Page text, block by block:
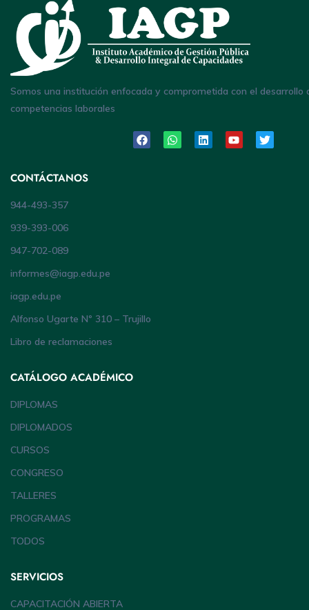
Somos una institución enfocada y comprometida con el desarrollo
competencias laborales
CONTÁCTANOS
944-493-357
939-393-006
947-702-089
informes@iagp.edu.pe
iagp.edu.pe
Alfonso Ugarte Nº 310 – Trujillo
Libro de reclamaciones
CATÁLOGO ACADÉMICO
DIPLOMAS
DIPLOMADOS
CURSOS
CONGRESO
TALLERES
PROGRAMAS
TODOS
SERVICIOS
CAPACITACIÓN ABIERTA